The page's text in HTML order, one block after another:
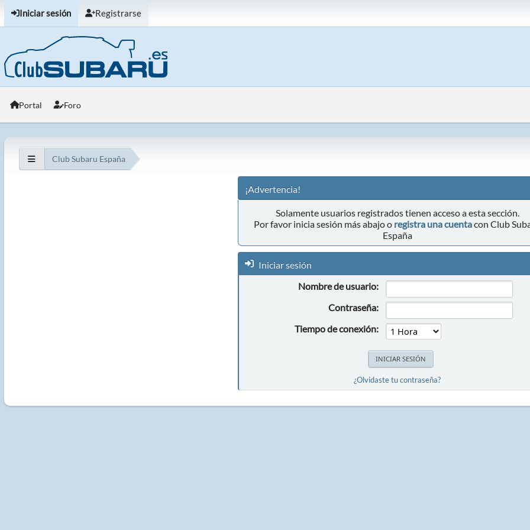
Iniciar sesión Registrarse
Portal Foro
Club Subaru España
¡Advertencia!
Solamente usuarios registrados tienen acceso a esta sección.
Por favor inicia sesión más abajo o registra una cuentacon Club
España
Iniciar sesión
Nombre de usuario:
Contraseña:
Tiempo de conexión:
¿Olvidaste tu contraseña?